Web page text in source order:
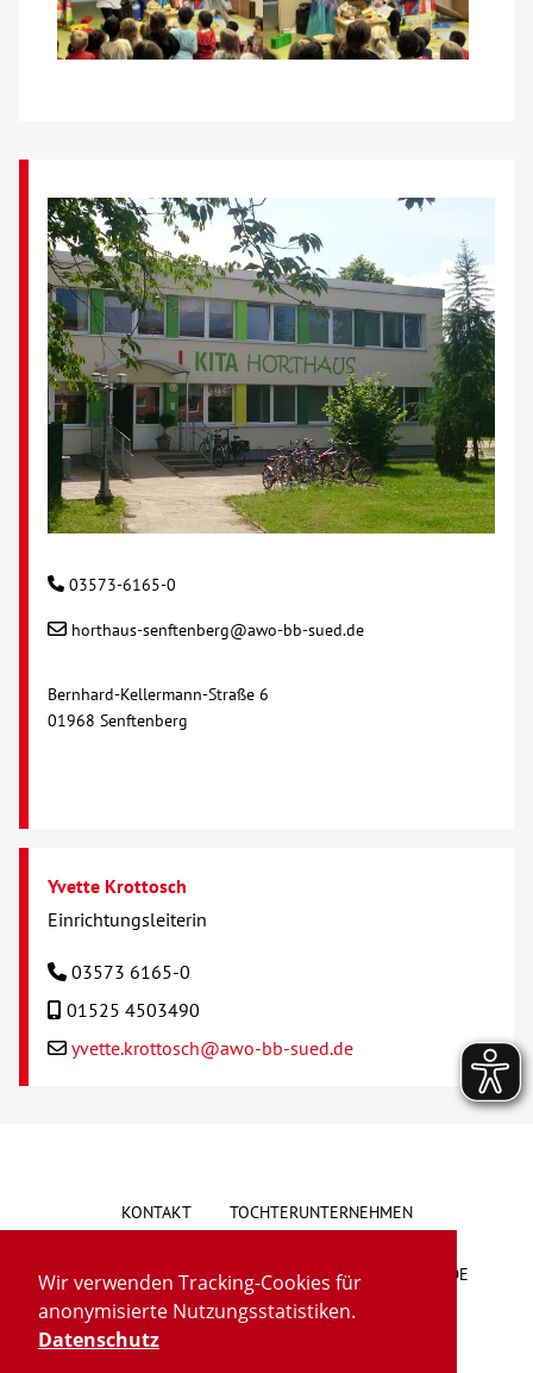
Wir verwenden Tracking-Cookies für
anonymisierte Nutzungsstatistiken.
Datenschutz
03573-6165-0
horthaus-senftenberg@awo-bb-sued.de
Bernhard-Kellermann-Straße 6
01968 Senftenberg
Yvette Krottosch
Einrichtungsleiterin
03573 6165-0
01525 4503490
yvette.krottosch@awo-bb-sued.de
KONTAKT TOCHTERUNTERNEHMEN
HINWEISGEBERSYSTEM VORSCHLAG/BESCHWERDE
LIEFERKETTENGESETZ